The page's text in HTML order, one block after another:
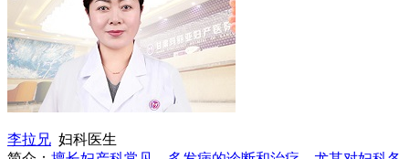
李拉兄 妇科医生